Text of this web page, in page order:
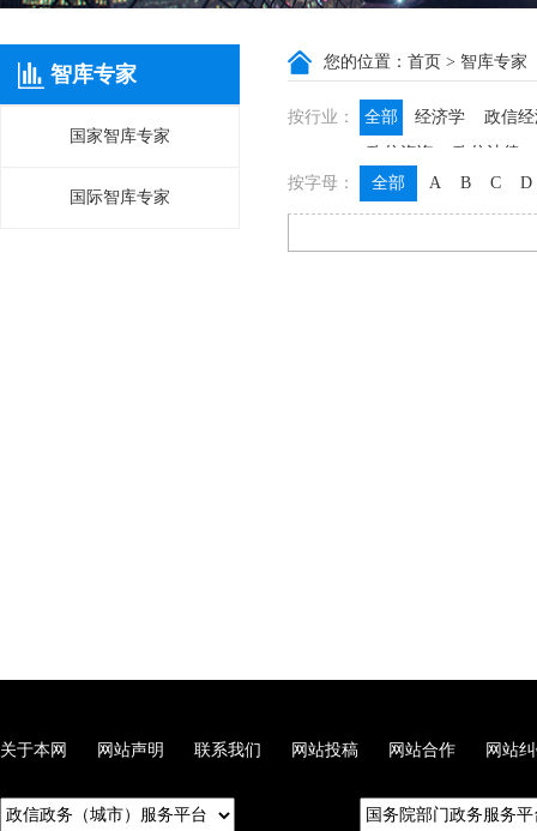
智库专家
国家智库专家
国际智库专家
您的位置： 首页 > 智库专家
按行业： 全部 经济学
政信
政信咨询
政信法律
按字母：
全部 A B C D
关于本网 网站声明 联系我们 网站投稿 网站合作 网站